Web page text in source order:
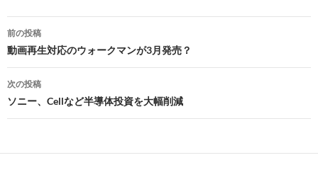
投
稿
ナ
ビ
ゲ
ー
前の投稿
動画再生対応のウォークマンが3月発売？
次の投稿
ソニー、Cellなど半導体投資を大幅削減